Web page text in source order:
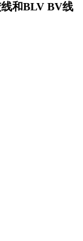
和BLV BV线